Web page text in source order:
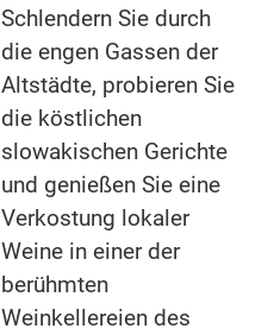
Schlendern Sie durch
die engen Gassen der
Altstädte, probieren Sie
die köstlichen
slowakischen Gerichte
und genießen Sie eine
Verkostung lokaler
Weine in einer der
berühmten
Weinkellereien des